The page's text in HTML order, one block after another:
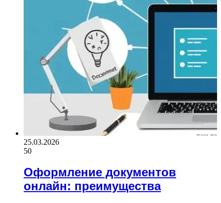
25.03.2026
50
Оформление документов
онлайн: преимущества